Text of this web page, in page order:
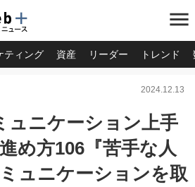
menu
ティング 資産 リーダー トレンド
2024.12.13
ニケーション上手
め方106『苦手な人
ュニケーションを取